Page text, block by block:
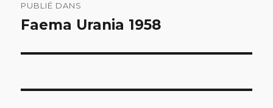
de
PUBLIÉ DANS
Faema Urania 1958